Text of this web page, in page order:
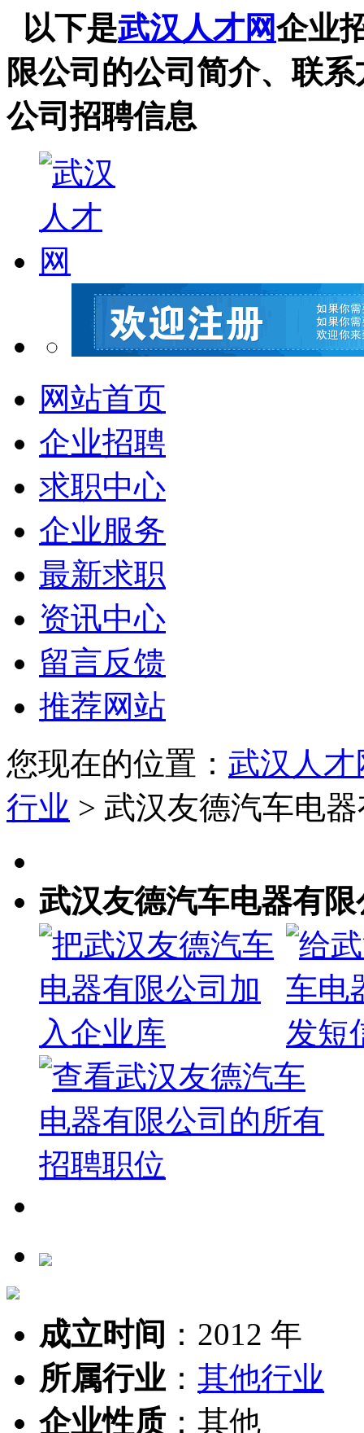
以下是武汉人才网企业
限公司的公司简介、联
公司招聘信息
网站首页
企业招聘
求职中心
企业服务
最新求职
资讯中心
留言反馈
推荐网站
您现在的位置： 武汉人才
行业 > 武汉友德汽车电
武汉友德汽车电器有限
成立时间 ： 2012 年
所属行业： 其他行业
企业性质： 其他